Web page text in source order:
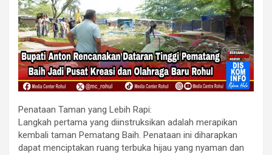
​Penataan Taman yang Lebih Rapi:
Langkah pertama yang diinstruksikan adalah merapikan
kembali taman Pematang Baih. Penataan ini diharapkan
dapat menciptakan ruang terbuka hijau yang nyaman dan